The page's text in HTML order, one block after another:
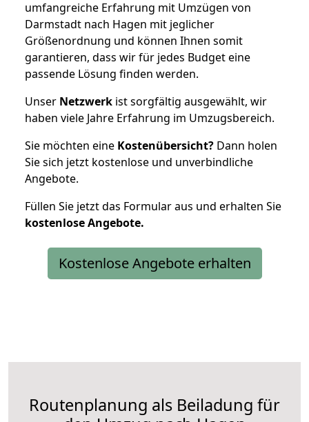
umfangreiche Erfahrung mit Umzügen von
Darmstadt nach Hagen mit jeglicher
Größenordnung und können Ihnen somit
garantieren, dass wir für jedes Budget eine
passende Lösung finden werden.
Unser Netzwerk ist sorgfältig ausgewählt, wir
haben viele Jahre Erfahrung im Umzugsbereich.
Sie möchten eine Kostenübersicht? Dann holen
Sie sich jetzt kostenlose und unverbindliche
Angebote.
Füllen Sie jetzt das Formular aus und erhalten Sie
kostenloseAngebote.
Kostenlose Angebote erhalten
Routenplanung als Beiladung für